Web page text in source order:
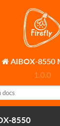
AIBOX-8550
1.0.0
8550